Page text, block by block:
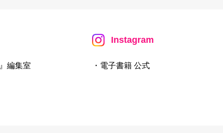
編集室
Instagram
・電子書籍 公式